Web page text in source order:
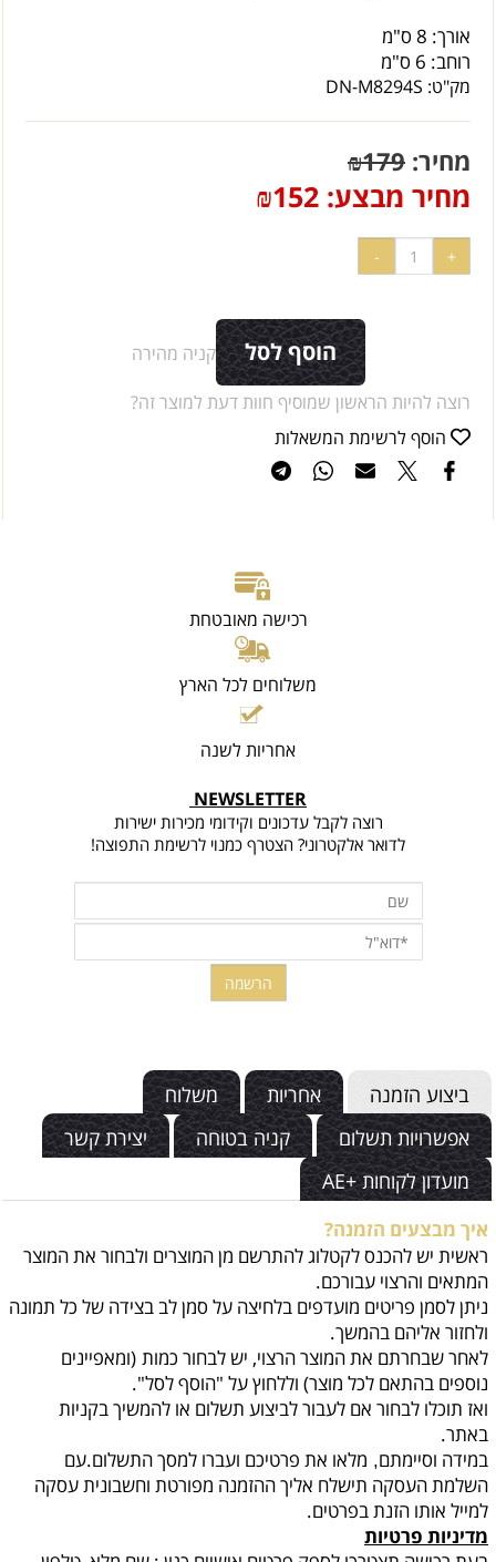
אורך: 8 ס"מ
רוחב: 6 ס"מ
מק"ט: DN-M8294S
מחיר: ₪179
מחיר מבצע: ₪152
הוסף לסל
קניה מהירה
רוצה להיות הראשון שמוסיף חוות דעת למוצר זה?
הוסף לרשימת המשאלות
רכישה מאובטחת
משלוחים לכל הארץ
אחריות לשנה
NEWSLETTER
רוצה לקבל עדכונים וקידומי מכירות ישירות
לדואר אלקטרוני? הצטרף כמנוי לרשימת התפוצה!
ביצוע הזמנה אחריות
משלוח
אפשרויות תשלום
קניה בטוחה
יצירת קשר
מועדון לקוחות +AE
איך מבצעים הזמנה?
ראשית יש להכנס לקטלוג להתרשם מן המוצרים ולבחור את המוצר
המתאים והרצוי עבורכם.
ניתן לסמן פריטים מועדפים בלחיצה על סמן לב בצידה של כל תמונה
ולחזור אליהם בהמשך.
לאחר שבחרתם את המוצר הרצוי, יש לבחור כמות (ומאפיינים
נוספים בהתאם לכל מוצר) וללחוץ על "הוסף לסל".
ואז תוכלו לבחור אם לעבור לביצוע תשלום או להמשיך בקניות
באתר.
במידה וסיימתם, מלאו את פרטיכם ועברו למסך התשלום.עם
השלמת העסקה תישלח אליך ההזמנה מפורטת וחשבונית עסקה
למייל אותו הזנת בפרטים.
מדיניות פרטיות